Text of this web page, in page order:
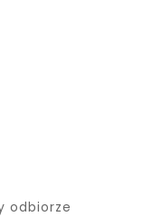
odbiorze